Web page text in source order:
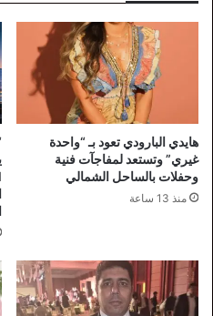
هايدي البارودي تعود بـ “واحدة
غيري” وتستعد لمفاجآت فنية
وحفلات بالساحل الشمالي
منذ 13 ساعة